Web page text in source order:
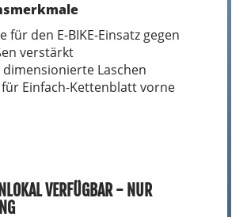
für den E-BIKE-Einsatz gegen
verstärkt
dimensionierte Laschen
Einfach-Kettenblatt vorne
VERFÜGBAR - NUR